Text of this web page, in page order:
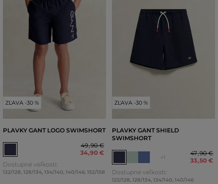
ZĽAVA -30 %
PLAVKY GANT LOGO SWIMSHORT
49,90 €
34,90 €
Dostupné veľkosti:
122/128, 128/134, 134/140, 140/146, 152/158
ZĽAVA -30 %
PLAVKY GANT SHIELD
SWIMSHORT
+1
47,90 €
33,50 €
Dostupné veľkosti:
122/128, 128/134, 134/140, 140/146